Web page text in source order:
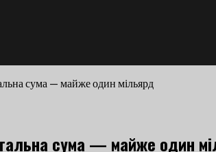
сума — майже один мільярд
сума — майже один